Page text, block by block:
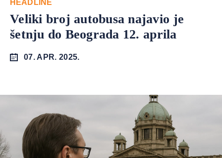
HEADLINE
Veliki broj autobusa najavio je
šetnju do Beograda 12. aprila
07. APR. 2025.